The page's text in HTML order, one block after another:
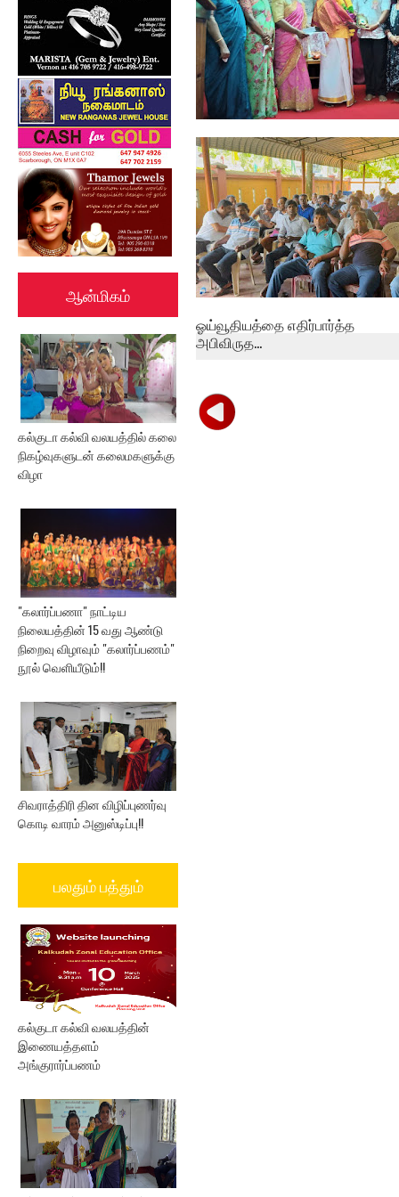
ஆன்மிகம்
கல்குடா கல்வி வலயத்தில் கலை
நிகழ்வுகளுடன் கலைமகளுக்கு
விழா
"கலார்ப்பணா" நாட்டிய
நிலையத்தின் 15 வது ஆண்டு
நிறைவு விழாவும் "கலார்ப்பணம்"
நூல் வெளியீடும்!!
சிவராத்திரி தின விழிப்புணர்வு
கொடி வாரம் அனுஸ்டிப்பு!!
பலதும் பத்தும்
கல்குடா கல்வி வலயத்தின்
இணையத்தளம்
அங்குரார்ப்பணம்
பேத்தாழை பொது நூலகத்தில்
உலக புத்தக...
ஓய்வூதியத்தை எதிர்பார்த்த
அபிவிருத...